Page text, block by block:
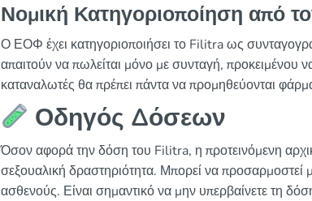
Νομική Κατηγοριοποίηση από
Ο ΕΟΦ έχει κατηγοριοποιήσει το Filitra ως
απαιτούν να πωλείται μόνο με συνταγή,
καταναλωτές θα πρέπει πάντα να προμηθεύονται
Οδηγός Δόσεων
Όσον αφορά την δόση του Filitra, η προτεινόμενη
σεξουαλική δραστηριότητα. Μπορεί να προσαρμοστεί
ασθενούς. Είναι σημαντικό να μην υπερβαίνετε τη